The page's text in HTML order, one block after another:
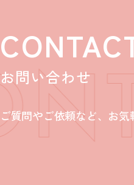
お問い合わせ
ご質問やご依頼など、お気